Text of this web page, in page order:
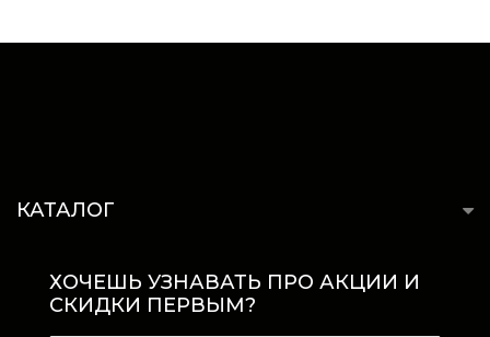
КАТАЛОГ
ХОЧЕШЬ УЗНАВАТЬ ПРО АКЦИИ И
СКИДКИ ПЕРВЫМ?